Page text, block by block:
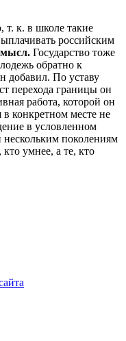
т. к. в школе такие
российским
Государство тоже
обратно к
добавил. По уставу
перехода границы он
работа, которой он
конкретном месте не
в условленном
нескольким поколениям
умнее, а те, кто